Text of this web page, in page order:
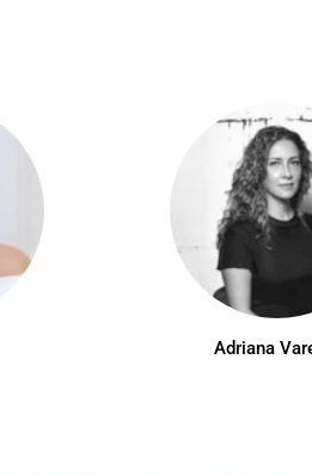
Adriana